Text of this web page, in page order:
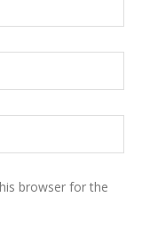
browser for the